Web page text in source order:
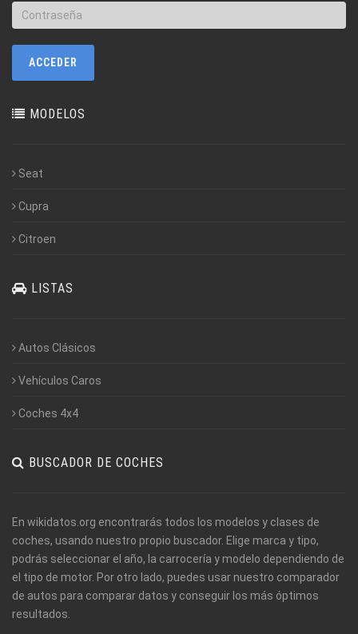
MODELOS
Seat
Cupra
Citroen
LISTAS
Autos Clásicos
Vehículos Caros
Coches 4x4
BUSCADOR DE COCHES
En wikidatos.org encontrarás todos los modelos y clases de
coches, usando nuestro propio buscador. Elige marca y tipo,
podrás seleccionar el año, la carrocería y modelo dependiendo de
el tipo de motor. Por otro lado, puedes usar nuestro comparador
de autos para comparar datos y conseguir los más óptimos
resultados.